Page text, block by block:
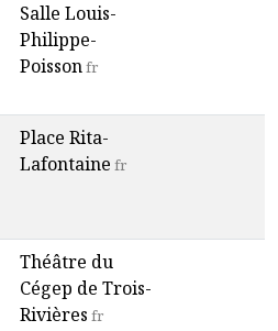
Salle Louis-
Philippe-
Poissonfr
Place Rita-
Lafontaine fr
Théâtre du
Cégep de Trois-
Rivières fr